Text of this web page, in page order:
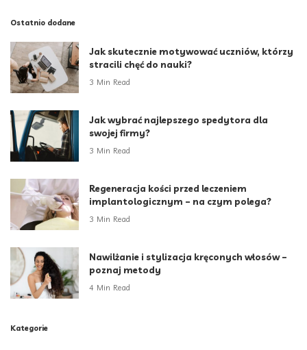
Ostatnio dodane
Jak skutecznie motywować uczniów, którzy
stracili chęć do nauki?
3 Min Read
Jak wybrać najlepszego spedytora dla
swojej firmy?
3 Min Read
Regeneracja kości przed leczeniem
implantologicznym – na czym polega?
3 Min Read
Nawilżanie i stylizacja kręconych włosów –
poznaj metody
4 Min Read
Kategorie